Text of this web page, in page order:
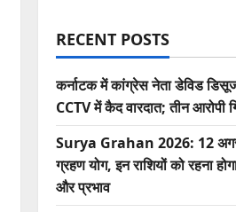
RECENT POSTS
कर्नाटक में कांग्रेस नेता डेविड
CCTV में कैद वारदात; तीन आरोपी
Surya Grahan 2026: 12
ग्रहण योग, इन राशियों को रहना
और प्रभाव